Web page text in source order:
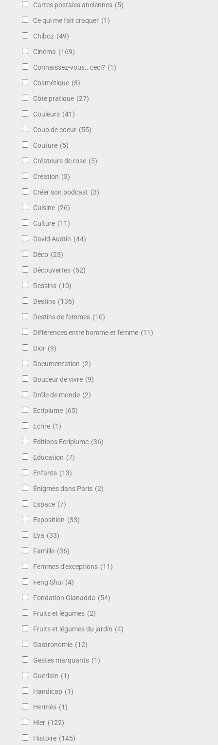
Cartes postales anciennes (5)
Ce qui me fait craquer (1)
Chiboz (49)
Cinéma (169)
Connaissez-vous.. ceci? (1)
Cosmétique (8)
Côté pratique (27)
Couleurs (41)
Coup de coeur (55)
Couture (5)
Créateurs de rose (5)
Création (3)
Créer son podcast (3)
Cuisine (26)
Culture (11)
David Austin (44)
Déco (23)
Découvertes (52)
Dessins (10)
Destins (136)
Destins de femmes (10)
Différences entre homme et femme (11)
Dior (9)
Documentation (2)
Douceur de vivre (9)
Drôle de monde (2)
Ecriplume (65)
Ecrire (1)
Editions Ecriplume (36)
Education (7)
Enfants (13)
Énigmes dans Paris (2)
Espace (7)
Exposition (33)
Eya (33)
Famille (36)
Femmes d'exceptions (11)
Feng Shui (4)
Fondation Gianadda (54)
Fruits et légumes (2)
Fruits et légumes du jardin (4)
Gastronomie (12)
Gestes marquants (1)
Guerlain (1)
Handicap (1)
Hermès (1)
Hier (122)
Histoire (145)